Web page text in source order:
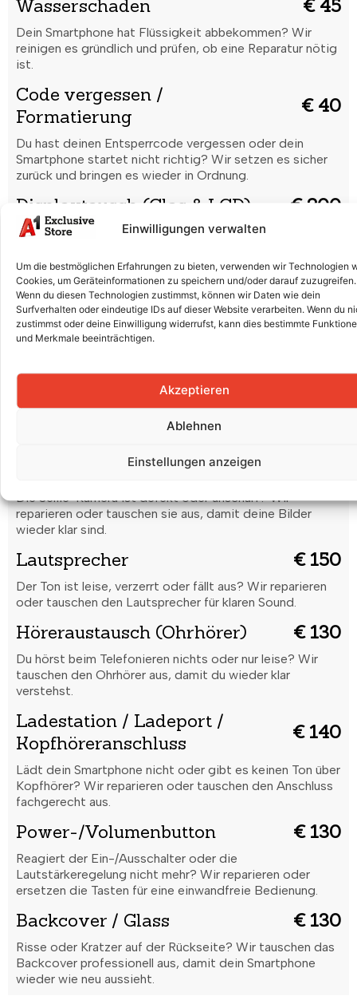
Einwilligungen verwalten
Um die bestmöglichen Erfahrungen zu bieten, verwenden wir Technologien
Cookies, um Geräteinformationen zu speichern und/oder darauf zuzugreifen.
Wenn du diesen Technologien zustimmst, können wir Daten wie dein
Surfverhalten oder eindeutige IDs auf dieser Website verarbeiten. Wenn du
zustimmst oder deine Einwilligung widerrufst, kann dies bestimmte
und Merkmale beeinträchtigen.
Akzeptieren
Ablehnen
Einstellungen anzeigen
Wasserschaden € 45
Dein Smartphone hat Flüssigkeit abbekommen? Wir
reinigen es gründlich und prüfen, ob eine Reparatur nötig
ist.
Code vergessen /
Formatierung
€ 40
Du hast deinen Entsperrcode vergessen oder dein
Smartphone startet nicht richtig? Wir setzen es sicher
zurück und bringen es wieder in Ordnung.
Displaytausch (Glas & LCD) € 200
Risse, Kratzer oder ein defektes Display? Wir tauschen
wieder wie neu aussieht.
Batterieaustausch € 140
Der Akku entlädt sich schnell oder lädt nicht mehr
richtig? Wir ersetzen die Batterie fachgerecht für volle
Rückkamera
Unscharfe Bilder oder Kamera funktioniert nicht? Wir
reparieren oder tauschen die Rückkamera für gestochen
Die Selfie-Kamera ist defekt oder unscharf? Wir
reparieren oder tauschen sie aus, damit deine Bilder
wieder klar sind.
Lautsprecher € 150
Der Ton ist leise, verzerrt oder fällt aus? Wir reparieren
oder tauschen den Lautsprecher für klaren Sound.
Höreraustausch (Ohrhörer) € 130
Du hörst beim Telefonieren nichts oder nur leise? Wir
tauschen den Ohrhörer aus, damit du wieder klar
verstehst.
Ladestation / Ladeport /
Kopfhöreranschluss
€ 140
Lädt dein Smartphone nicht oder gibt es keinen Ton über
Kopfhörer? Wir reparieren oder tauschen den Anschluss
fachgerecht aus.
Power-/Volumenbutton € 130
Reagiert der Ein-/Ausschalter oder die
Lautstärkeregelung nicht mehr? Wir reparieren oder
ersetzen die Tasten für eine einwandfreie Bedienung.
Backcover / Glass € 130
Risse oder Kratzer auf der Rückseite? Wir tauschen das
Backcover professionell aus, damit dein Smartphone
wieder wie neu aussieht.